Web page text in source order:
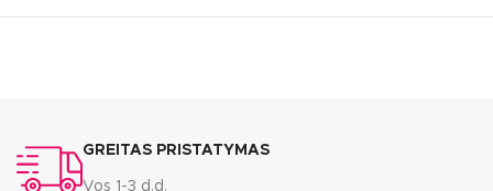
GREITAS PRISTATYMAS
Vos 1-3 d.d.